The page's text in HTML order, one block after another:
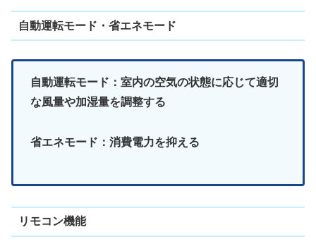
自動運転モード・省エネモード
自動運転モード：室内の空気の状態に応じて適切
な風量や加湿量を調整する
省エネモード：消費電力を抑える
リモコン機能